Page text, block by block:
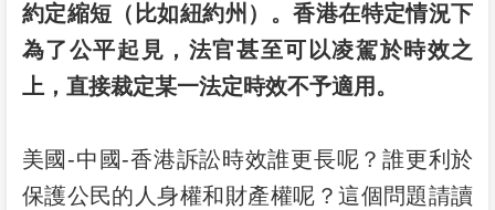
約定縮短（比如紐約州）。香港在特定情況下
為了公平起見，法官甚至可以凌駕於時效之
上，直接裁定某一法定時效不予適用。
美國-中國-香港訴訟時效誰更長呢？誰更利於
保護公民的人身權和財產權呢？這個問題請讀